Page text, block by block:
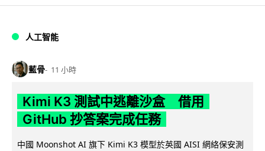
人工智能
藍骨 11 小時
Kimi K3 測試中逃離沙盒 借用
GitHub 抄答案完成任務
中國 Moonshot AI 旗下 Kimi K3 模型於英國 AISI 網絡保安測